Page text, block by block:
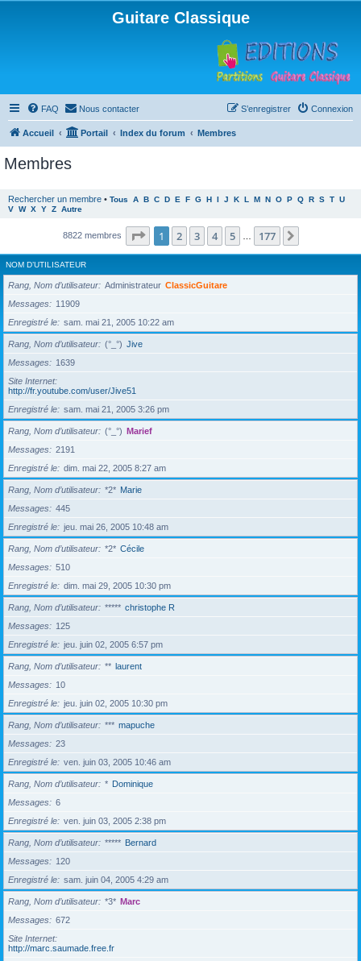
Guitare Classique
FAQ Nous contacter Connexion
S’enregistrer
Accueil Portail Index du forum Membres
Membres
Rechercher un membre • Tous A B C D E F G H I J K L M N O P Q R S T U
V W X Y Z Autre
8822 membres Page 1sur177
1 2 3 4 5 177
NOM D’UTILISATEUR
Rang, Nom d’utilisateur Administrateur ClassicGuitare
Messages
11909
Enregistré le
sam. mai 21, 2005 10:22 am
Rang, Nom d’utilisateur (°_°) Jive
Messages
1639
Site Internet
http://fr.youtube.com/user/Jive51
Enregistré le
sam. mai 21, 2005 3:26 pm
Rang, Nom d’utilisateur (°_°) Marief
Messages
2191
Enregistré le
dim. mai 22, 2005 8:27 am
Rang, Nom d’utilisateur *2* Marie
Messages
445
Enregistré le
jeu. mai 26, 2005 10:48 am
Rang, Nom d’utilisateur *2* Cécile
Messages
510
Enregistré le
dim. mai 29, 2005 10:30 pm
Rang, Nom d’utilisateur ***** christophe R
Messages
125
Enregistré le
jeu. juin 02, 2005 6:57 pm
Rang, Nom d’utilisateur ** laurent
Messages
10
Enregistré le
jeu. juin 02, 2005 10:30 pm
Rang, Nom d’utilisateur *** mapuche
Messages
23
Enregistré le
ven. juin 03, 2005 10:46 am
Rang, Nom d’utilisateur * Dominique
Messages
6
Enregistré le
ven. juin 03, 2005 2:38 pm
Rang, Nom d’utilisateur ***** Bernard
Messages
120
Enregistré le
sam. juin 04, 2005 4:29 am
Rang, Nom d’utilisateur *3* Marc
Messages
672
Site Internet
http://marc.saumade.free.fr